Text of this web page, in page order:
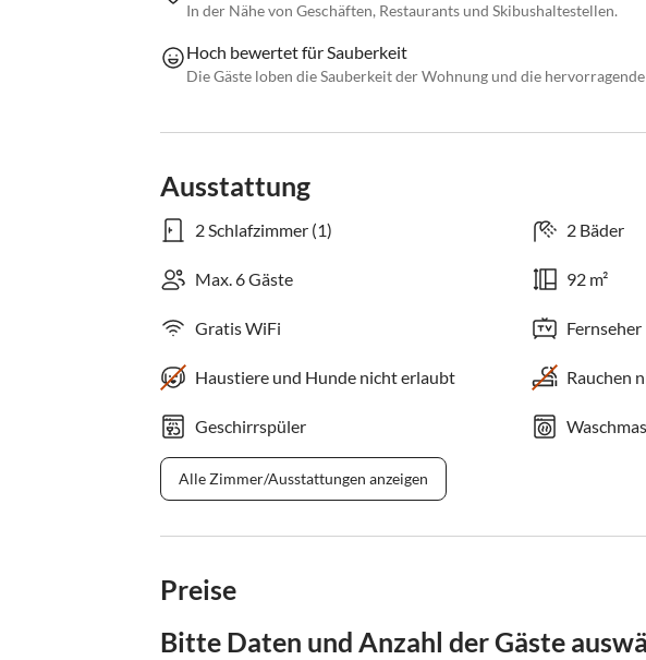
In der Nähe von Geschäften, Restaurants und Skibushaltestellen.
Hoch bewertet für Sauberkeit
Die Gäste loben die Sauberkeit der Wohnung und die hervorragende
Ausstattung
2 Schlafzimmer (1) 2 Bäder
Max. 6 Gäste 92 m²
Gratis WiFi Fernseher
Haustiere und Hunde nicht erlaubt Rauchen
Geschirrspüler
Alle Zimmer/Ausstattungen anzeigen
Preise
Bitte Daten und Anzahl der Gäste